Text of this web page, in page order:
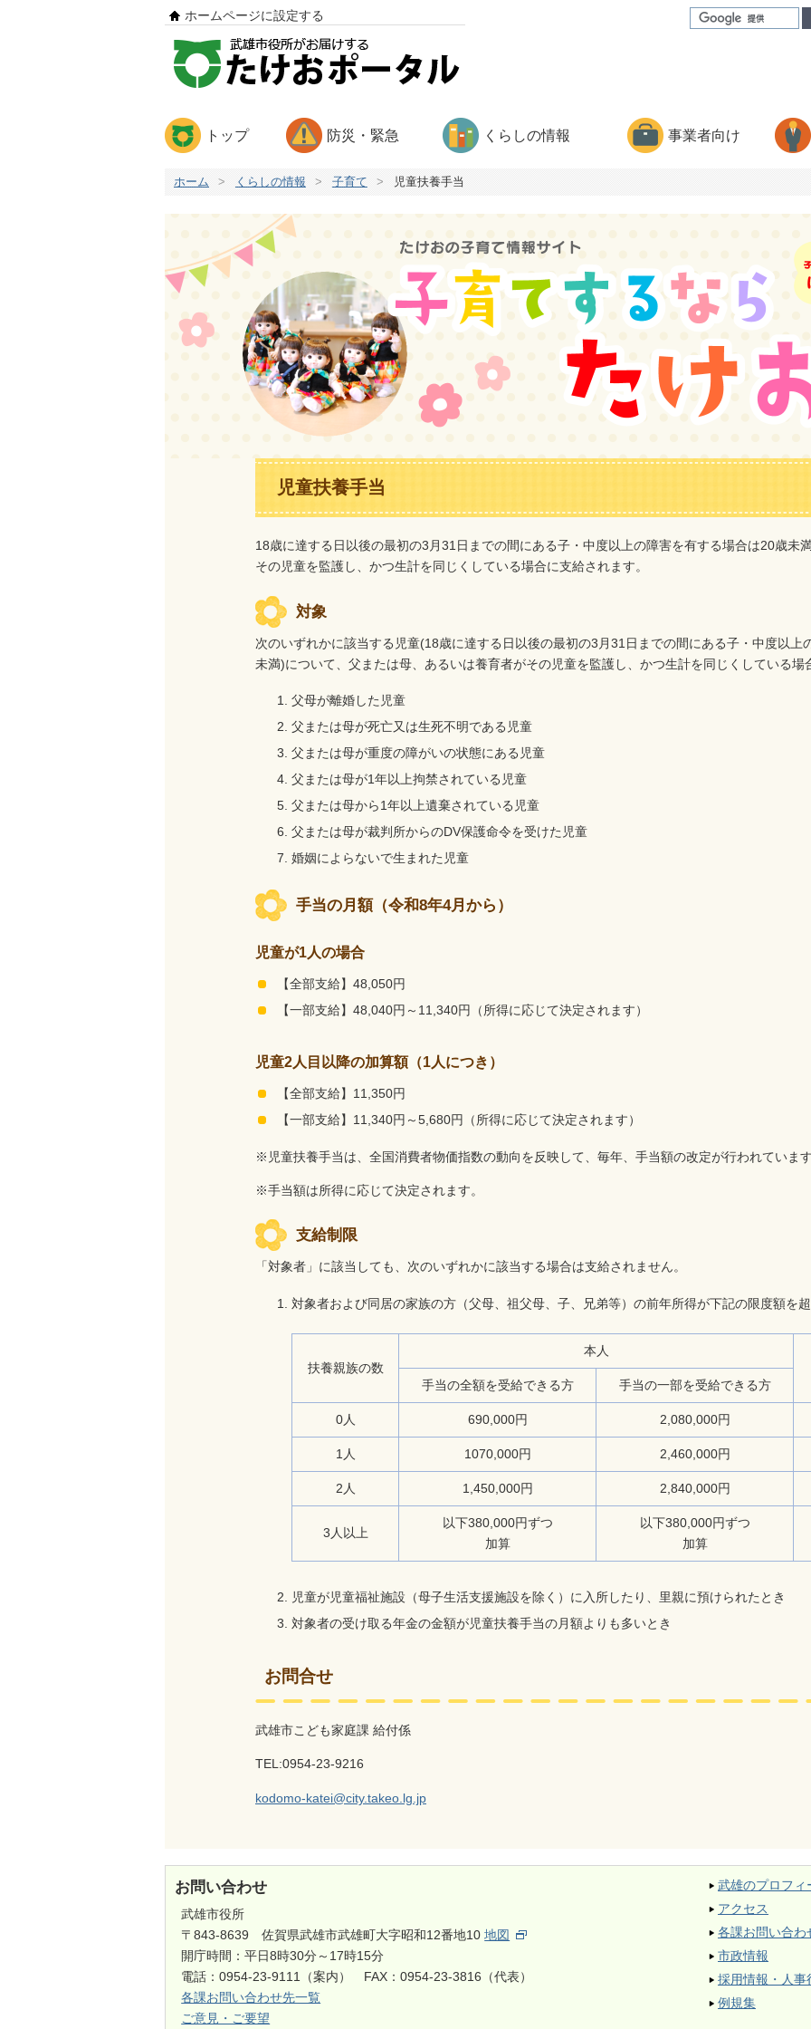
ホームページに設定する
トップ 防災・緊急 くらしの情報 事業者向け
ホーム > くらしの情報 > 子育て > 児童扶養手当
児童扶養手当
18歳に達する日以後の最初の3月31日までの間にある子・中度以上の障害を有する場合は20歳未
その児童を監護し、かつ生計を同じくしている場合に支給されます。
対象
次のいずれかに該当する児童(18歳に達する日以後の最初の3月31日までの間にある子・中度以上
未満)について、父または母、あるいは養育者がその児童を監護し、かつ生計を同じくしている場
父母が離婚した児童
父または母が死亡又は生死不明である児童
父または母が重度の障がいの状態にある児童
父または母が1年以上拘禁されている児童
父または母から1年以上遺棄されている児童
父または母が裁判所からのDV保護命令を受けた児童
婚姻によらないで生まれた児童
手当の月額（令和8年4月から）
児童が1人の場合
【全部支給】48,050円
【一部支給】48,040円～11,340円（所得に応じて決定されます）
児童2人目以降の加算額（1人につき）
【全部支給】11,350円
【一部支給】11,340円～5,680円（所得に応じて決定されます）
※児童扶養手当は、全国消費者物価指数の動向を反映して、毎年、手当額の改定が行われていま
※手当額は所得に応じて決定されます。
支給制限
「対象者」に該当しても、次のいずれかに該当する場合は支給されません。
対象者および同居の家族の方（父母、祖父母、子、兄弟等）の前年所得が下記の限度額を
扶養親族の数
本人
手当の全額を受給できる方 手当の一部を受給できる方
0人 690,000円 2,080,000円
1人 1070,000円 2,460,000円
2人 1,450,000円 2,840,000円
3人以上
以下380,000円ずつ
加算
以下380,000円ずつ
加算
児童が児童福祉施設（母子生活支援施設を除く）に入所したり、里親に預けられたとき
対象者の受け取る年金の金額が児童扶養手当の月額よりも多いとき
お問合せ
武雄市こども家庭課 給付係
TEL:0954-23-9216
kodomo-katei@city.takeo.lg.jp
お問い合わせ
武雄市役所
〒843-8639 佐賀県武雄市武雄町大字昭和12番地10地図
開庁時間：平日8時30分～17時15分
電話：0954-23-9111（案内） FAX：0954-23-3816（代表）
各課お問い合わせ先一覧
ご意見・ご要望
武雄のプロフィ
アクセス
各課お問い合わ
市政情報
採用情報・人事
例規集